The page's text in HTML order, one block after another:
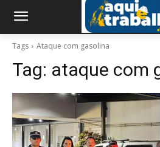
Tags Ataque com gasolina
Tag: ataque com